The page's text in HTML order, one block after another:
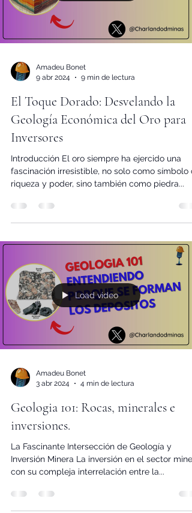
9 abr 2024
9 min de lectura
El Toque Dorado: Desvelando la
Geología Económica del Oro para
Inversores
Introducción El oro siempre ha ejercido una
riqueza y poder, sino también como piedra...
3 abr 2024
4 min de lectura
Geologia 101: Rocas, minerales e
inversiones.
La Fascinante Intersección de Geología y
con su compleja interrelación entre la...